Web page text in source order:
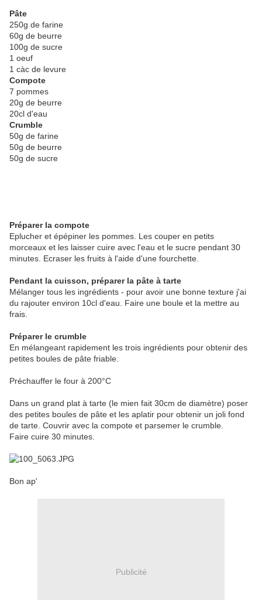
Pâte
250g de farine
60g de beurre
100g de sucre
1 oeuf
1 càc de levure
Compote
7 pommes
20g de beurre
20cl d'eau
Crumble
50g de farine
50g de beurre
50g de sucre
Préparer la compote
Eplucher et épépiner les pommes. Les couper en petits
morceaux et les laisser cuire avec l'eau et le sucre pendant 30
minutes. Ecraser les fruits à l'aide d'une fourchette.
Pendant la cuisson, préparer la pâte à tarte
Mélanger tous les ingrédients - pour avoir une bonne texture j'ai
du rajouter environ 10cl d'eau. Faire une boule et la mettre au
frais.
Préparer le crumble
En mélangeant rapidement les trois ingrédients pour obtenir des
petites boules de pâte friable.
Préchauffer le four à 200°C
Dans un grand plat à tarte (le mien fait 30cm de diamètre) poser
des petites boules de pâte et les aplatir pour obtenir un joli fond
de tarte. Couvrir avec la compote et parsemer le crumble.
Faire cuire 30 minutes.
Bon ap'
Publicité